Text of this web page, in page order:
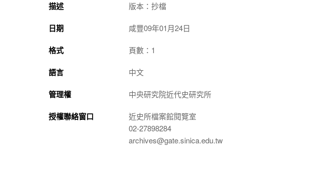
描述 版本：抄檔
日期 咸豐09年01月24日
格式 頁數：1
語言 中文
管理權 中央研究院近代史研究所
授權聯絡窗口
近史所檔案館閱覽室
02-27898284
archives@gate.sinica.edu.tw